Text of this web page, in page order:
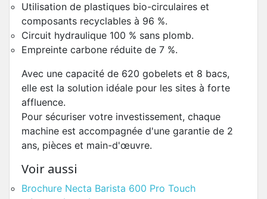
Utilisation de plastiques bio-circulaires et
composants recyclables à 96 %.
Circuit hydraulique 100 % sans plomb.
Empreinte carbone réduite de 7 %.
Avec une capacité de 620 gobelets et 8 bacs,
elle est la solution idéale pour les sites à forte
affluence.
Pour sécuriser votre investissement, chaque
machine est accompagnée d'une garantie de 2
ans, pièces et main-d'œuvre.
Voir aussi
Brochure Necta Barista 600 Pro Touch